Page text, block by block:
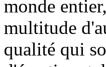
monde
multitude
qualité qui